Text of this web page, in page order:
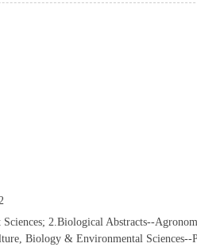
2.Biological Abstracts--
Biology & Environmental Sciences--